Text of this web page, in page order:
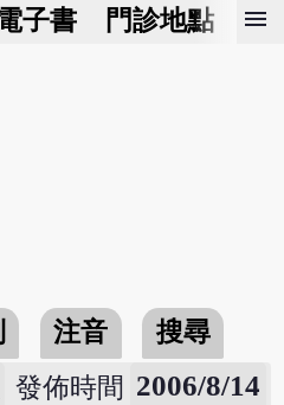
子書 門診地點 預
menu
注音
搜尋
發佈時間 2006/8/14